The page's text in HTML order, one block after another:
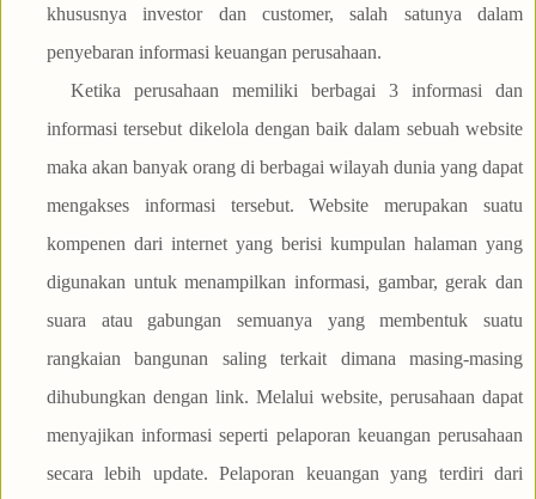
khususnya investor dan customer, salah satunya dalam
penyebaran informasi keuangan perusahaan.
Ketika perusahaan memiliki berbagai 3 informasi dan
informasi tersebut dikelola dengan baik dalam sebuah website
maka akan banyak orang di berbagai wilayah dunia yang dapat
mengakses informasi tersebut. Website merupakan suatu
kompenen dari internet yang berisi kumpulan halaman yang
digunakan untuk menampilkan informasi, gambar, gerak dan
suara atau gabungan semuanya yang membentuk suatu
rangkaian bangunan saling terkait dimana masing-masing
dihubungkan dengan link. Melalui website, perusahaan dapat
menyajikan informasi seperti pelaporan keuangan perusahaan
secara lebih update. Pelaporan keuangan yang terdiri dari